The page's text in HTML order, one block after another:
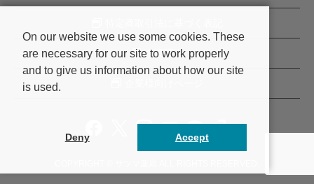
企業理念
On our website we use some cookies. These
are necessary for our site to work properly
and to give us information about how our site
is used.
Deny Accept